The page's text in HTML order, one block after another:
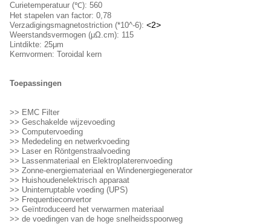
Curietemperatuur (℃): 560
Het stapelen van factor: 0,78
Verzadigingsmagnetostriction (*10^-6): <2>
Weerstandsvermogen (μΩ.cm): 115
Lintdikte: 25μm
Kernvormen: Toroidal kern
Toepassingen
>> EMC Filter
>> Geschakelde wijzevoeding
>> Computervoeding
>> Mededeling en netwerkvoeding
>> Laser en Röntgenstraalvoeding
>> Lassenmateriaal en Elektroplaterenvoeding
>> Zonne-energiemateriaal en Windenergiegenerator
>> Huishoudenelektrisch apparaat
>> Uninterruptable voeding (UPS)
>> Frequentieconvertor
>> Geïntroduceerd het verwarmen materiaal
>> de voedingen van de hoge snelheidsspoorweg